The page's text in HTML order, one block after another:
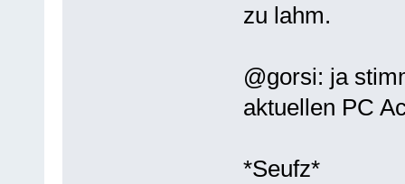
zu lahm.
@gorsi: ja
aktuellen PC
*Seufz*